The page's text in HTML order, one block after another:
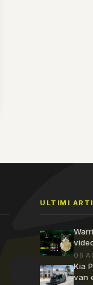
ULTIMI
06
Kia
van